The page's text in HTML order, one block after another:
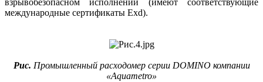
взрывобезопасном исполнении (имеют соответствующие
международные сертификаты Exd).
Рис. Промышленный расходомер серии DOMINO компании
«Aquametro»